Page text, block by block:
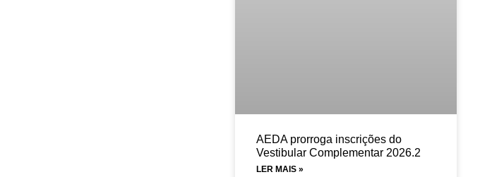
AEDA prorroga inscrições do
Vestibular Complementar 2026.2
LER MAIS »